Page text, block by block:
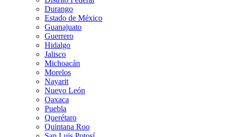
Durango
Estado de México
Guanajuato
Guerrero
Hidalgo
Jalisco
Michoacán
Morelos
Nayarit
Nuevo León
Oaxaca
Puebla
Querétaro
Quintana Roo